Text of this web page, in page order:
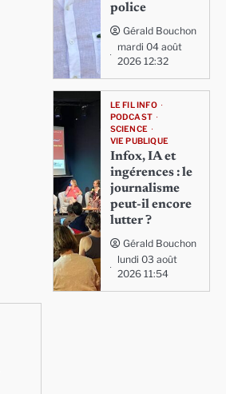
police
Gérald Bouchon
mardi 04 août
2026 12:32
LE FIL INFO
PODCAST
SCIENCE
VIE PUBLIQUE
Infox, IA et
ingérences : le
journalisme
peut-il encore
lutter ?
Gérald Bouchon
lundi 03 août
2026 11:54